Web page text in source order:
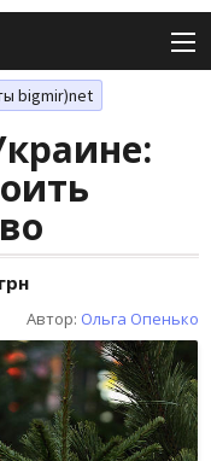
bigmir)net
Автор: Ольга Опенько